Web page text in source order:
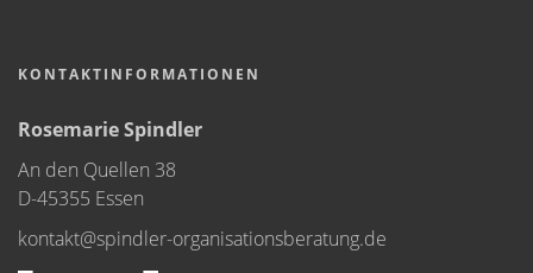
KONTAKTINFORMATIONEN
Rosemarie Spindler
An den Quellen 38
D-45355 Essen
kontakt@spindler-organisationsberatung.de